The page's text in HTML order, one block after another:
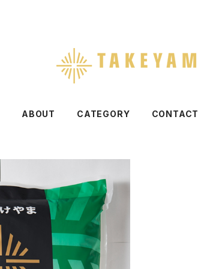
ABOUT CATEGORY CONTACT